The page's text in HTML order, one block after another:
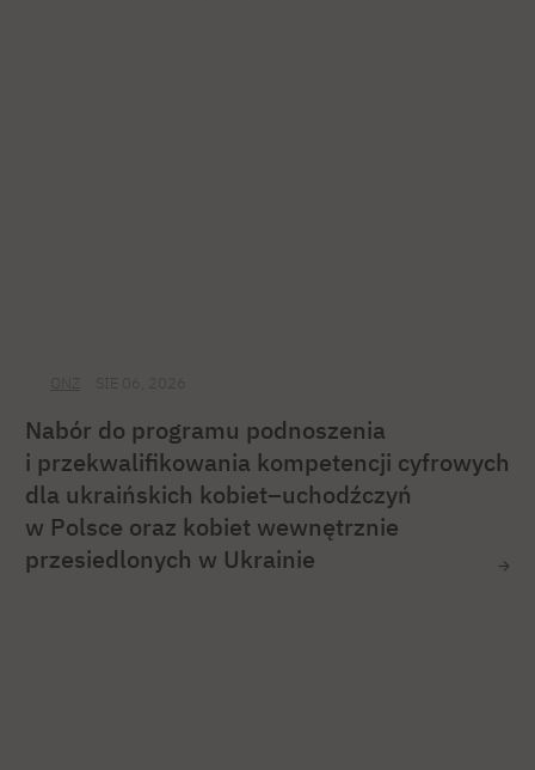
Nabór do programu podnoszenia
i przekwalifikowania kompetencji cyfrowych
dla ukraińskich kobiet–uchodźczyń
w Polsce oraz kobiet wewnętrznie
przesiedlonych w Ukrainie